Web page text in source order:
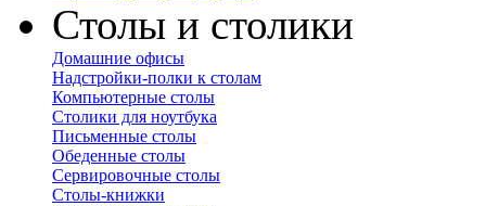
Столы и столики
Домашние офисы
Надстройки-полки к столам
Компьютерные столы
Столики для ноутбука
Письменные столы
Обеденные столы
Сервировочные столы
Столы-книжки